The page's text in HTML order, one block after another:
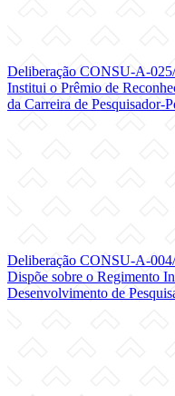
Deliberação CONSU-A-
Institui o Prêmio de
da Carreira de Pesquisador-
Deliberação CONSU-A-
Dispõe sobre o Regimento
Desenvolvimento de